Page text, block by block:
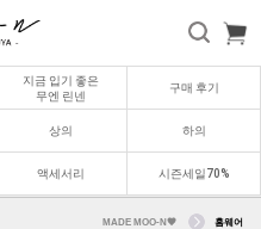
지금 입기 좋은
무엔 린넨
구매 후기
상의 하의
액세서리 시즌세일70%
MADE MOO-N🖤 홈웨어